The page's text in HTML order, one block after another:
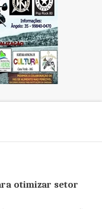
otimizar setor